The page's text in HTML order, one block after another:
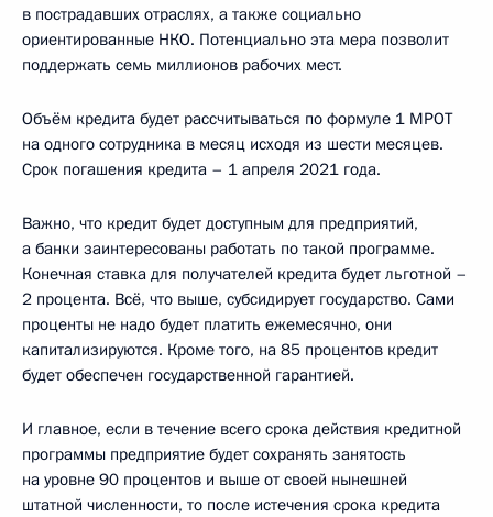
в пострадавших отраслях, а также социально
ориентированные НКО. Потенциально эта мера позволит
поддержать семь миллионов рабочих мест.
Объём кредита будет рассчитываться по формуле 1 МРОТ
на одного сотрудника в месяц исходя из шести месяцев.
Срок погашения кредита – 1 апреля 2021 года.
Важно, что кредит будет доступным для предприятий,
а банки заинтересованы работать по такой программе.
Конечная ставка для получателей кредита будет льготной –
2 процента. Всё, что выше, субсидирует государство. Сами
проценты не надо будет платить ежемесячно, они
капитализируются. Кроме того, на 85 процентов кредит
будет обеспечен государственной гарантией.
И главное, если в течение всего срока действия кредитной
программы предприятие будет сохранять занятость
на уровне 90 процентов и выше от своей нынешней
штатной численности, то после истечения срока кредита